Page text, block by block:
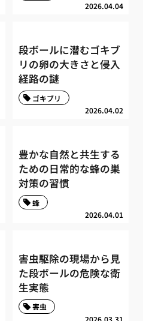
2026.04.04
段ボールに潜むゴキブ
リの卵の大きさと侵入
経路の謎
2026.04.02
ゴキブリ
豊かな自然と共生する
ための日常的な蜂の巣
対策の習慣
2026.04.01
蜂
害虫駆除の現場から見
た段ボールの危険な衛
生実態
2026.03.31
害虫